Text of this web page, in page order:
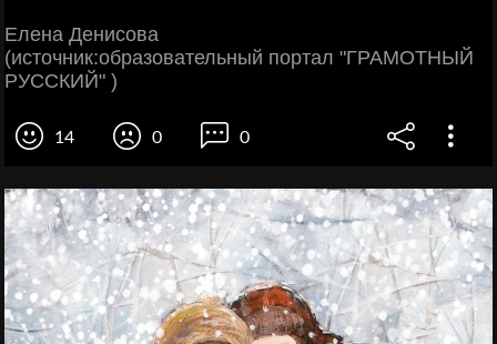
Елена Денисова
(источник:образовательный портал "ГРАМОТНЫЙ
РУССКИЙ" )
14 0 0